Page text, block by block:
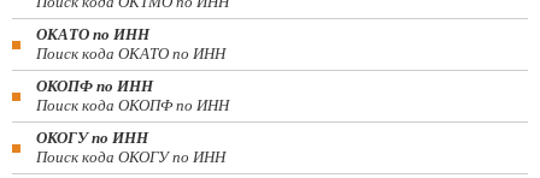
ОКАТО по ИНН
Поиск кода ОКАТО по ИНН
ОКОПФ по ИНН
Поиск кода ОКОПФ по ИНН
ОКОГУ по ИНН
Поиск кода ОКОГУ по ИНН